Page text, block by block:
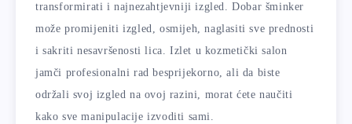
transformirati i najnezahtjevniji izgled. Dobar šminker
može promijeniti izgled, osmijeh, naglasiti sve prednosti
i sakriti nesavršenosti lica. Izlet u kozmetički salon
jamči profesionalni rad besprijekorno, ali da biste
održali svoj izgled na ovoj razini, morat ćete naučiti
kako sve manipulacije izvoditi sami.